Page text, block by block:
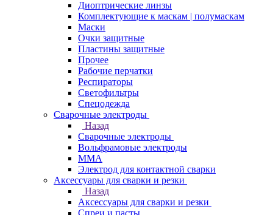
Диоптрические линзы
Комплектующие к маскам | полумаскам
Маски
Очки защитные
Пластины защитные
Прочее
Рабочие перчатки
Респираторы
Светофильтры
Спецодежда
Сварочные электроды
Назад
Сварочные электроды
Вольфрамовые электроды
ММА
Электрод для контактной сварки
Аксессуары для сварки и резки
Назад
Аксессуары для сварки и резки
Спреи и пасты